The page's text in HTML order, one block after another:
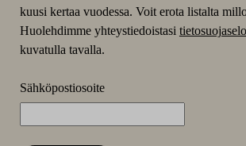
kuusi kertaa vuodessa. Voit erota listalta
Huolehdimme yhteystiedoistasi
kuvatulla tavalla.
Sähköpostiosoite